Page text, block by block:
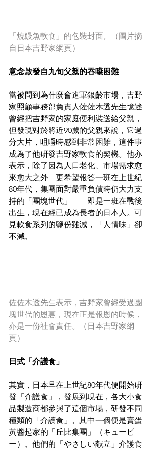
「燒鰻魚軟食」的包裝封面。（圖片摘
自日本吉野家網頁）
意念啟發自九旬父親的吞嚥困難
當被問到為什麼會進軍銀齡市場，吉野
家照顧事務部負責人佐佐木透先生憶述
曾經把吉野家的家庭便利裝送給父親，
但發現對於將近90歲的父親來說，它過
分大片，咀嚼時感到非常困難，這件事
成為了他研發吉野家軟食的契機。他亦
表示，除了因為人口老化、市場需求愈
來愈大之外，更希望報答一班在上世紀
80年代，集團面對嚴重負債時仍大力支
持的「團塊世代」——即是一班在戰後
出生，現在經已成為長者的日本人。可
見軟食系列的鹽份雖減，「人情味」卻
不減。
佐佐木透先生表示，吉野家曾經受過團
塊世代的恩惠，現在正是報恩的時候，
亦是一份社會責任。（日本吉野家網
頁）
日式「介護食」
其實，日本早在上世紀80年代便開始研
發「介護食」，發展到現在，各大小食
品製造商都參與了這個市場，研發不同
種類的「介護食」。其中一個便是賣蛋
黃醬起家的「丘比集團」（キューピ
ー）。他們的「やさしい献立」介護食